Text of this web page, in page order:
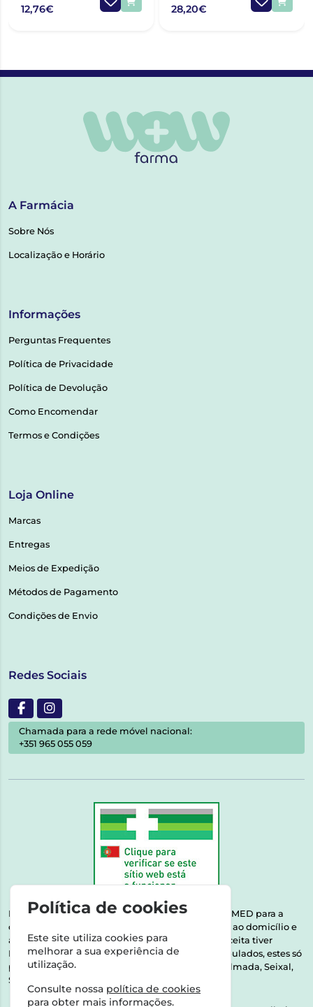
12,76€
28,20€
A Farmácia
Sobre Nós
Localização e Horário
Informações
Perguntas Frequentes
Política de Privacidade
Política de Devolução
Como Encomendar
Termos e Condições
Loja Online
Marcas
Entregas
Meios de Expedição
Métodos de Pagamento
Condições de Envio
Redes Sociais
Chamada para a rede móvel nacional:
+351 965 055 059
Esta farmácia encontra-se autorizada pelo INFARMED para a
dispensa de medicamentos e produtos de saúde ao domicílio e
através da internet. Medicamentos | Se na sua receita tiver
MSRM, MNSRM, MSRMV ou Medicamentos Manipulados, estes só
podem ser entregues nos seguintes concelhos: Almada, Seixal,
Sesimbra, Oeiras e Lisboa.
Política de cookies
Este site utiliza cookies para
melhorar a sua experiência de
utilização.
Consulte nossa política de cookies
para obter mais informações.